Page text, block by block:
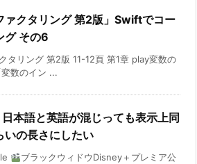
ァクタリング 第2版」Swiftでコー
グ その6
タリング 第2版 11-12頁 第1章 play変数の
数のイン ...
本語と英語が混じっても表示上同
いの長さにしたい
ブラックウィドウDisney＋プレミア公